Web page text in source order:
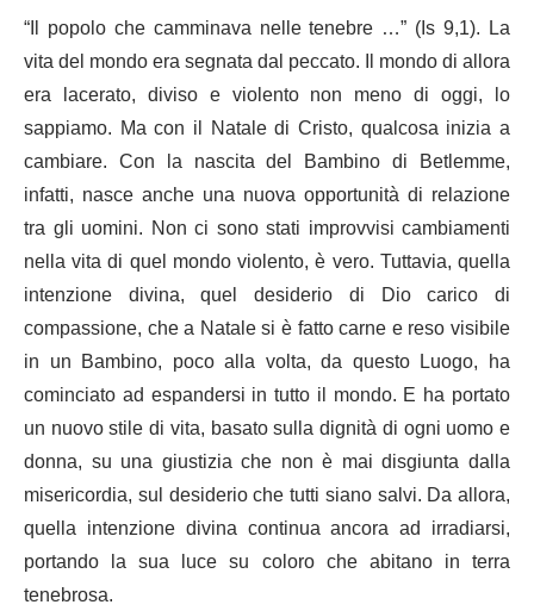
“Il popolo che camminava nelle tenebre …” (Is 9,1). La
vita del mondo era segnata dal peccato. Il mondo di allora
era lacerato, diviso e violento non meno di oggi, lo
sappiamo. Ma con il Natale di Cristo, qualcosa inizia a
cambiare. Con la nascita del Bambino di Betlemme,
infatti, nasce anche una nuova opportunità di relazione
tra gli uomini. Non ci sono stati improvvisi cambiamenti
nella vita di quel mondo violento, è vero. Tuttavia, quella
intenzione divina, quel desiderio di Dio carico di
compassione, che a Natale si è fatto carne e reso visibile
in un Bambino, poco alla volta, da questo Luogo, ha
cominciato ad espandersi in tutto il mondo. E ha portato
un nuovo stile di vita, basato sulla dignità di ogni uomo e
donna, su una giustizia che non è mai disgiunta dalla
misericordia, sul desiderio che tutti siano salvi. Da allora,
quella intenzione divina continua ancora ad irradiarsi,
portando la sua luce su coloro che abitano in terra
tenebrosa.